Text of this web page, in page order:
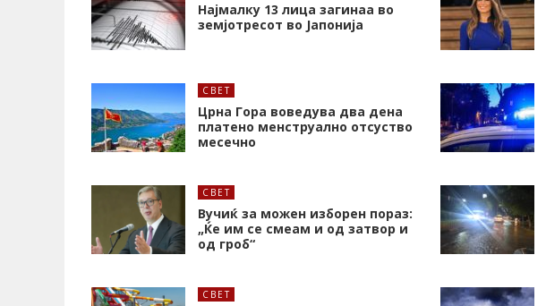
Најмалку 13 лица загинаа во
земјотресот во Јапонија
СВЕТ
Црна Гора воведува два дена
платено менструално отсуство
месечно
СВЕТ
Вучиќ за можен изборен пораз:
„Ќе им се смеам и од затвор и
од гроб“
СВЕТ